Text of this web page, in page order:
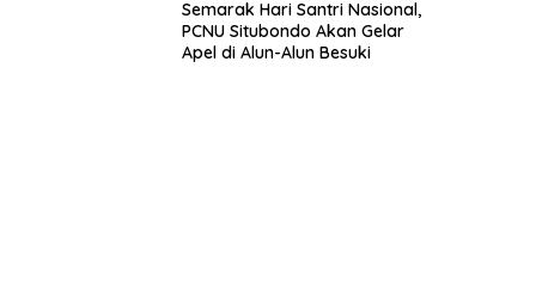
Semarak Hari Santri Nasional,
PCNU Situbondo Akan Gelar
Apel di Alun-Alun Besuki